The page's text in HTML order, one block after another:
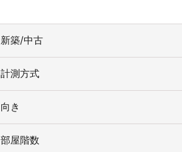
新築/中古
計測方式
向き
部屋階数